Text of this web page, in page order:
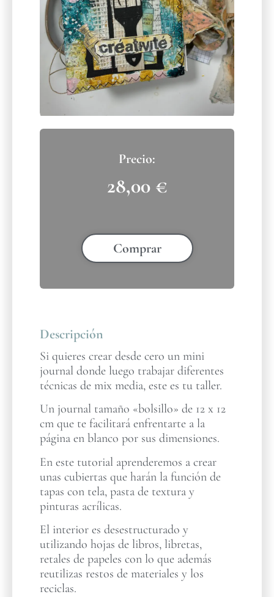
28,00 €
Comprar
Descripción
Si quieres crear desde cero un mini
journal donde luego trabajar diferentes
técnicas de mix media, este es tu taller.
Un journal tamaño «bolsillo» de 12 x 12
cm que te facilitará enfrentarte a la
página en blanco por sus dimensiones.
En este tutorial aprenderemos a crear
unas cubiertas que harán la función de
tapas con tela, pasta de textura y
pinturas acrílicas.
El interior es desestructurado y
utilizando hojas de libros, libretas,
retales de papeles con lo que además
reutilizas restos de materiales y los
reciclas.